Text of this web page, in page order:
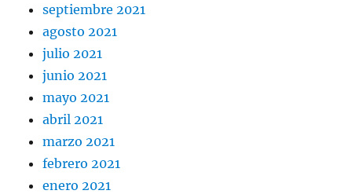
septiembre 2021
agosto 2021
julio 2021
junio 2021
mayo 2021
abril 2021
marzo 2021
febrero 2021
enero 2021